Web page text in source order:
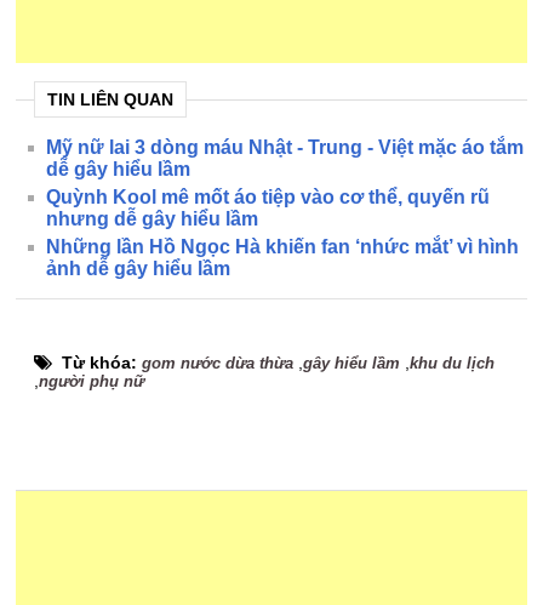
TIN LIÊN QUAN
Mỹ nữ lai 3 dòng máu Nhật - Trung - Việt mặc áo tắm
dễ gây hiểu lầm
Quỳnh Kool mê mốt áo tiệp vào cơ thể, quyến rũ
nhưng dễ gây hiểu lầm
Những lần Hồ Ngọc Hà khiến fan ‘nhức mắt’ vì hình
ảnh dễ gây hiểu lầm
Từ khóa:gom nước dừa thừa ,gây hiểu lầm ,khu du lịch
,người phụ nữ